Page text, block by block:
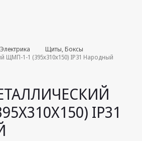
Электрика
Щиты, Боксы
ЩМП-1-1 (395х310х150) IP31 Народный
IP31